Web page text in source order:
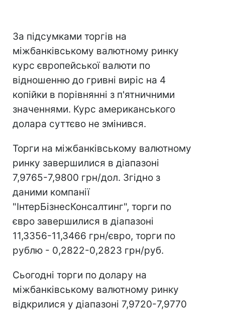
За підсумками торгів на
міжбанківському валютному ринку
курс європейської валюти по
відношенню до гривні виріс на 4
копійки в порівнянні з п'ятничними
значеннями. Курс американського
долара суттєво не змінився.
Торги на міжбанківському валютному
ринку завершилися в діапазоні
7,9765-7,9800 грн/дол. Згідно з
даними компанії
"ІнтерБізнесКонсалтинг", торги по
євро завершилися в діапазоні
11,3356-11,3466 грн/євро, торги по
рублю - 0,2822-0,2823 грн/руб.
Сьогодні торги по долару на
міжбанківському валютному ринку
відкрилися у діапазоні 7,9720-7,9770